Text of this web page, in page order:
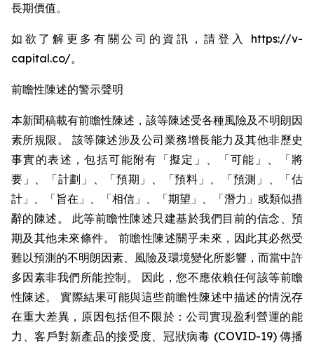
長期價值。
如欲了解更多有關公司的資訊，請登入 https://v-
capital.co/。
前瞻性陳述的警示聲明
本新聞稿載有前瞻性陳述，該等陳述受各種風險及不明朗因
素所規限。 該等陳述涉及公司業務增長能力及其他非歷史
事實的表述，包括可能附有「擬定」、「可能」、「將
要」、「計劃」、「預期」、「預料」、「預測」、「估
計」、「旨在」、「相信」、「期望」、「潛力」或類似措
辭的陳述。 此等前瞻性陳述只建基於我們目前的信念、預
期及其他未來條件。 前瞻性陳述關乎未來，因此其必然受
難以預測的不明朗因素、風險及環境變化所影響，而當中許
多因素非我們所能控制。 因此，您不應依賴任何該等前瞻
性陳述。 實際結果可能與這些前瞻性陳述中描述的情況存
在重大差異，原因包括但不限於：公司實現盈利營運的能
力、客戶對新產品的接受度、冠狀病毒 (COVID-19) 傳播